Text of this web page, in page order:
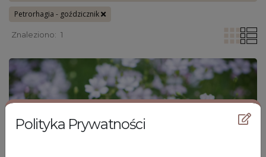
Polityka Prywatności
Petrorhagia - goździcznik
Znaleziono: 1